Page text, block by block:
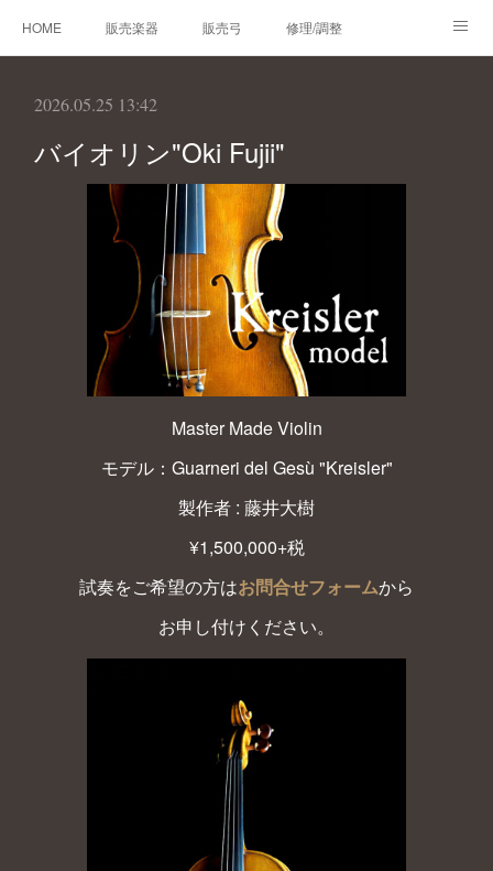
HOME 販売楽器 販売弓 修理/調整
2026.05.25 13:42
バイオリン"Oki Fujii"
Master Made Violin
モデル：Guarneri del Gesù "Kreisler"
製作者 : 藤井大樹
¥1,500,000+税
試奏をご希望の方はお問合せフォームから
お申し付けください。